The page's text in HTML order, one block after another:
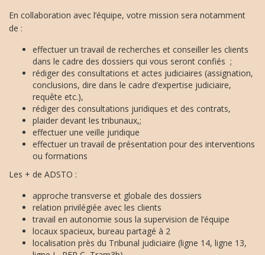
En collaboration avec l’équipe, votre mission sera notamment
de :
effectuer un travail de recherches et conseiller les clients
dans le cadre des dossiers qui vous seront confiés ;
rédiger des consultations et actes judiciaires (assignation,
conclusions, dire dans le cadre d’expertise judiciaire,
requête etc.),
rédiger des consultations juridiques et des contrats,
plaider devant les tribunaux,;
effectuer une veille juridique
effectuer un travail de présentation pour des interventions
ou formations
Les + de ADSTO :
approche transverse et globale des dossiers
relation privilégiée avec les clients
travail en autonomie sous la supervision de l’équipe
locaux spacieux, bureau partagé à 2
localisation près du Tribunal judiciaire (ligne 14, ligne 13,